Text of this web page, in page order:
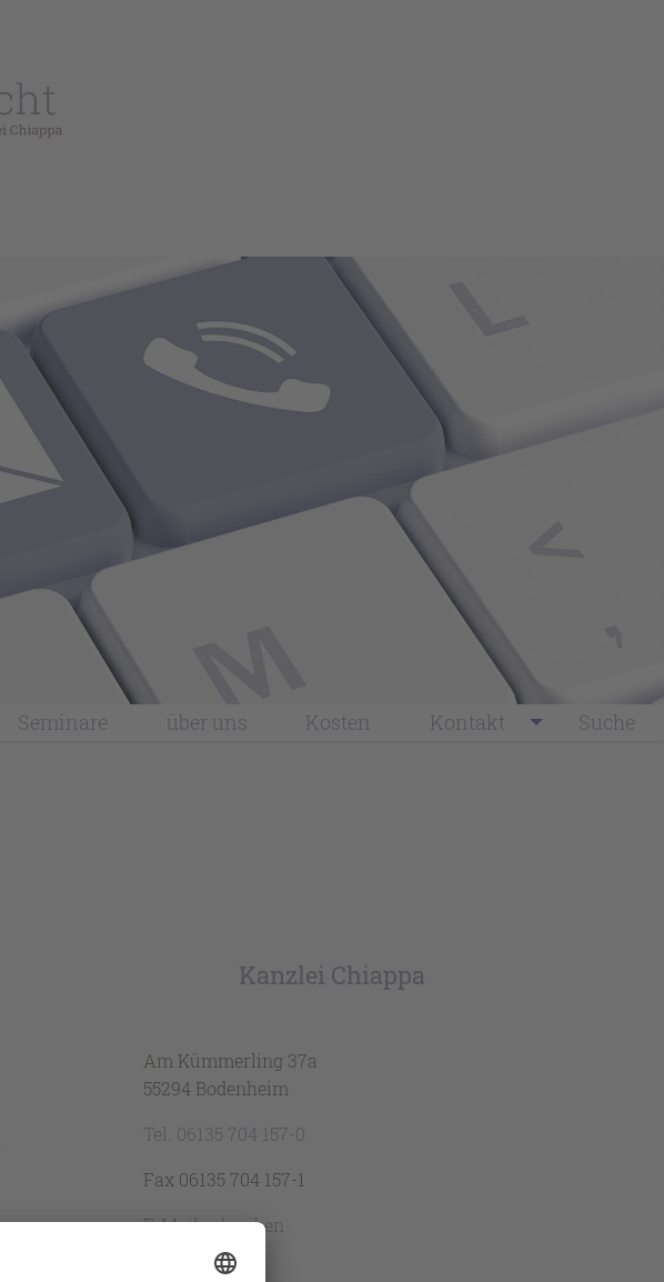
Seminare über uns Kosten Kontakt Suche
Kanzlei Chiappa
Am Kümmerling 37a
55294 Bodenheim
Tel. 06135 704 157-0
Fax 06135 704 157-1
E-Mail schreiben